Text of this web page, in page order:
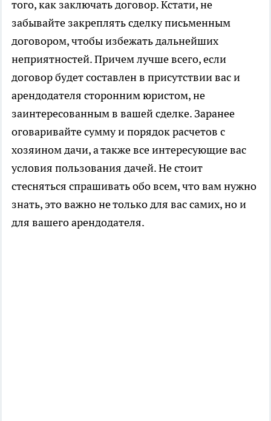
того, как заключать договор. Кстати, не
забывайте закреплять сделку письменным
договором, чтобы избежать дальнейших
неприятностей. Причем лучше всего, если
договор будет составлен в присутствии вас и
арендодателя сторонним юристом, не
заинтересованным в вашей сделке. Заранее
оговаривайте сумму и порядок расчетов с
хозяином дачи, а также все интересующие вас
условия пользования дачей. Не стоит
стесняться спрашивать обо всем, что вам нужно
знать, это важно не только для вас самих, но и
для вашего арендодателя.